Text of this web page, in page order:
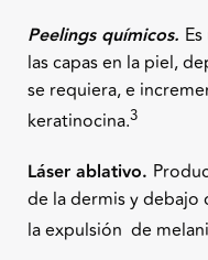
Peelings químicos.
las capas en la piel,
se requiera, e
keratinocina.3
Láser ablativo.
de la dermis y debajo
la expulsión de